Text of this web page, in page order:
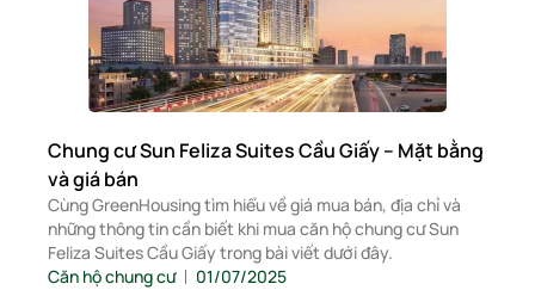
Chung cư Sun Feliza Suites Cầu Giấy – Mặt bằng
và giá bán
Cùng GreenHousing tìm hiểu về giá mua bán, địa chỉ và
những thông tin cần biết khi mua căn hộ chung cư Sun
Feliza Suites Cầu Giấy trong bài viết dưới đây.
Căn hộ chung cư
01/07/2025